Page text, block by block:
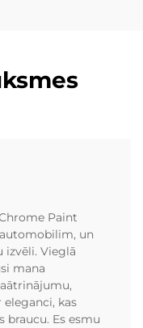
Paint
un
izvēli. Vieglā
mana
kas
braucu. Es esmu